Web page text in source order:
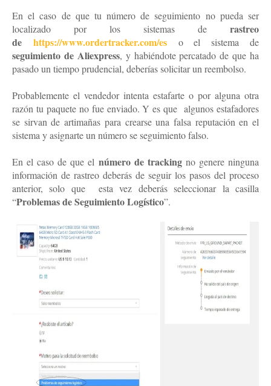
En el caso de que tu número de seguimiento no pueda ser
localizado por los sistemas de rastreo
de https://www.ordertracker.com/es o el sistema de
seguimiento de Aliexpress, y habiéndote percatado de que ha
pasado un tiempo prudencial, deberías solicitar un reembolso.
Probablemente el vendedor intenta estafarte o por alguna otra
razón tu paquete no fue enviado. Y es que algunos estafadores
se sirvan de artimañas para crearse una falsa reputación en el
sistema y asignarte un número se seguimiento falso.
En el caso de que el número de trackingno genere ninguna
información de rastreo deberás de seguir los pasos del proceso
anterior, solo que
esta vez deberás seleccionar la casilla
“Problemas de Seguimiento Logístico”.